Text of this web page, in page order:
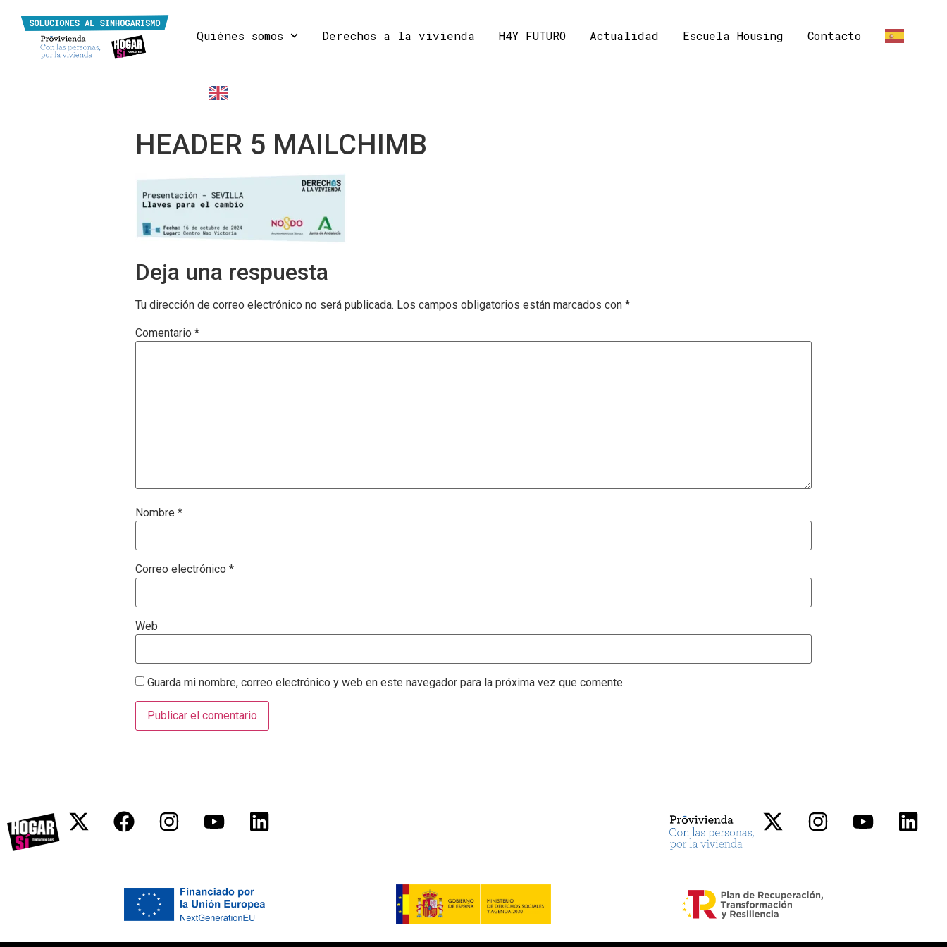
Quiénes somos Derechos a la vivienda H4Y FUTURO Actualidad Escuela Housing Contacto ES
EN
HEADER 5 MAILCHIMB
Deja una respuesta
Tu dirección de correo electrónico no será publicada. Los campos obligatorios están marcados con *
Comentario *
Nombre *
Correo electrónico *
Web
Guarda mi nombre, correo electrónico y web en este navegador para la próxima vez que comente.